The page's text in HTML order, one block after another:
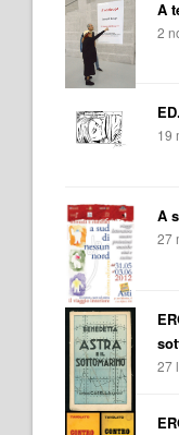
A
2
19
A
27
27